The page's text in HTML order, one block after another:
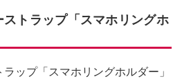
トラップ「スマホリングホ
ップ「スマホリングホルダー」